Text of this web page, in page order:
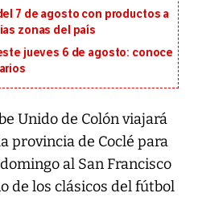
7 de agosto con productos a
zonas del país
jueves 6 de agosto: conoce
Unido de Colón viajará
provincia de Coclé para
al San Francisco
de los clásicos del fútbol